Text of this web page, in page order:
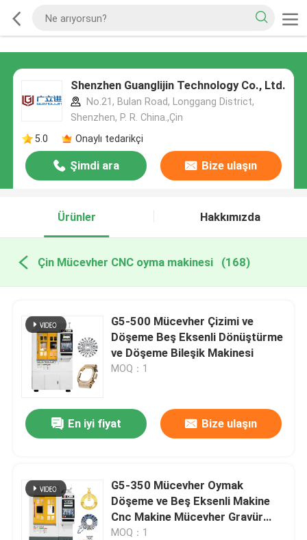
Shenzhen Guanglijin Technology Co., Ltd.
No.21, Bulan Road, Longgang District,
Shenzhen, P. R. China.,Çin
5.0
Onaylı tedarikçi
Şimdi ara Bize ulaşın
Ürünler Hakkımızda
Çin Mücevher CNC oyma makinesi (168)
G5-500 Mücevher Çizimi ve
Döşeme Beş Eksenli Dönüştürme
ve Döşeme Bileşik Makinesi
MOQ：1
En iyi fiyat Bize ulaşın
G5-350 Mücevher Oymak
Döşeme ve Beş Eksenli Makine
Cnc Makine Mücevher Gravür
İşaretleme Makine
MOQ：1